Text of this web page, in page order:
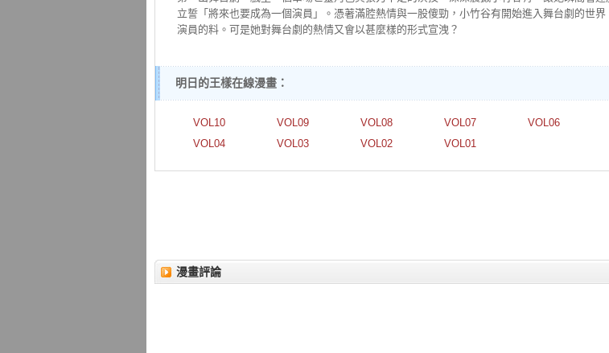
立誓「將來也要成為一個演員」。憑著滿腔熱情與一股傻勁，小竹谷有開始進入舞台劇的世
演員的料。可是她對舞台劇的熱情又會以甚麼樣的形式宣洩？
明日的王樣在線漫畫：
VOL10 VOL09 VOL08 VOL07 VOL06
VOL04
VOL03 VOL02 VOL01
漫畫評論